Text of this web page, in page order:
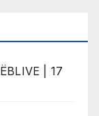
| 17